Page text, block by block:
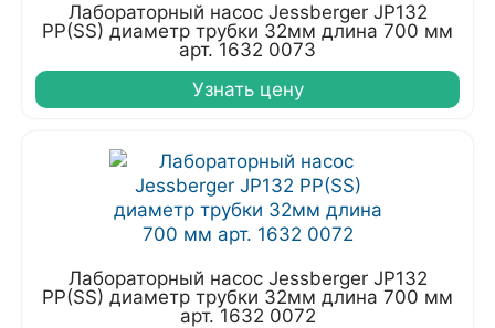
Лабораторный насос Jessberger JP132
PP(SS) диаметр трубки 32мм длина 700 мм
арт. 1632 0073
Узнать цену
Лабораторный насос Jessberger JP132
PP(SS) диаметр трубки 32мм длина 700 мм
арт. 1632 0072